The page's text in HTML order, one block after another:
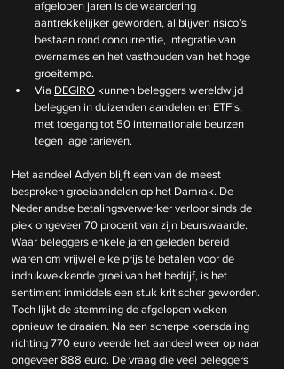
afgelopen jaren is de waardering
aantrekkelijker geworden, al blijven risico’s
bestaan rond concurrentie, integratie van
overnames en het vasthouden van het hoge
groeitempo.
Via DEGIRO kunnen beleggers wereldwijd
beleggen in duizenden aandelen en ETF’s,
met toegang tot 50 internationale beurzen
tegen lage tarieven.
Het aandeel Adyen blijft een van de meest
besproken groeiaandelen op het Damrak. De
Nederlandse betalingsverwerker verloor sinds de
piek ongeveer 70 procent van zijn beurswaarde.
Waar beleggers enkele jaren geleden bereid
waren om vrijwel elke prijs te betalen voor de
indrukwekkende groei van het bedrijf, is het
sentiment inmiddels een stuk kritischer geworden.
Toch lijkt de stemming de afgelopen weken
opnieuw te draaien. Na een scherpe koersdaling
richting 770 euro veerde het aandeel weer op naar
ongeveer 888 euro. De vraag die veel beleggers